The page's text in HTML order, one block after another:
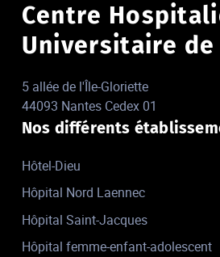
Centre
Universitaire de
5 allée de l'Île-Gloriette
44093 Nantes Cedex 01
Nos différents
Hôtel-Dieu
Hôpital Nord Laennec
Hôpital Saint-Jacques
Hôpital femme-enfant-adolescent